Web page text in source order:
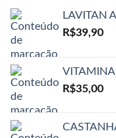
LAVITAN
R$39,90
R$35,00